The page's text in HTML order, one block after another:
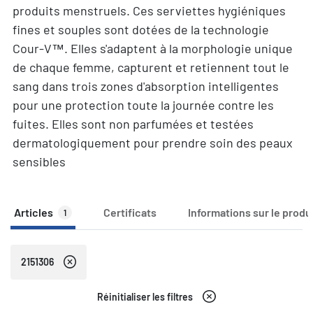
produits menstruels. Ces serviettes hygiéniques
fines et souples sont dotées de la technologie
Cour-V™. Elles s'adaptent à la morphologie unique
de chaque femme, capturent et retiennent tout le
sang dans trois zones d'absorption intelligentes
pour une protection toute la journée contre les
fuites. Elles sont non parfumées et testées
dermatologiquement pour prendre soin des peaux
sensibles
Articles 1 Certificats Informations sur le
2151306
Réinitialiser les filtres